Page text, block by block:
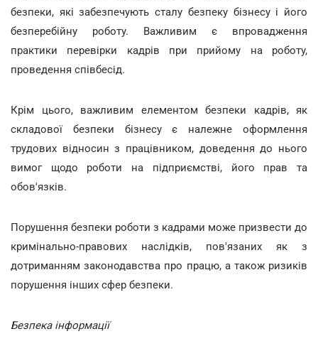
безпеки, які забезпечують сталу безпеку бізнесу і його
безперебійну роботу. Важливим є впровадження
практики перевірки кадрів при прийому на роботу,
проведення співбесід.
Крім цього, важливим елементом безпеки кадрів, як
складової безпеки бізнесу є належне оформлення
трудових відносин з працівником, доведення до нього
вимог щодо роботи на підприємстві, його прав та
обов'язків.
Порушення безпеки роботи з кадрами може призвести до
кримінально-правових наслідків, пов'язаних як з
дотриманням законодавства про працю, а також ризиків
порушення інших сфер безпеки.
Безпека інформації